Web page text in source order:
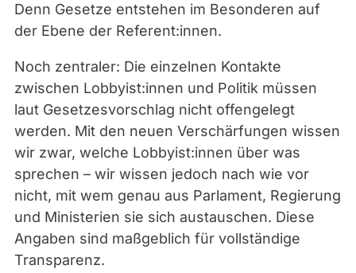
Denn Gesetze entstehen im Besonderen auf
der Ebene der Referent:innen.
Noch zentraler: Die einzelnen Kontakte
zwischen Lobbyist:innen und Politik müssen
laut Gesetzesvorschlag nicht offengelegt
werden. Mit den neuen Verschärfungen wissen
wir zwar, welche Lobbyist:innen über was
sprechen – wir wissen jedoch nach wie vor
nicht, mit wem genau aus Parlament, Regierung
und Ministerien sie sich austauschen. Diese
Angaben sind maßgeblich für vollständige
Transparenz.